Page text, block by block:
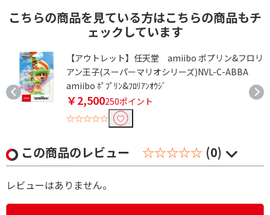
こちらの商品を見ている方はこちらの商品もチ
ェックしています
【アウトレット】任天堂 amiibo ポプリン&フロリ
アン王子(スーパーマリオシリーズ)NVL-C-ABBA
amiibo ﾎﾟﾌﾟﾘﾝ&ﾌﾛﾘｱﾝｵｳｼﾞ
￥2,500250ポイント
☆☆☆☆☆
この商品のレビュー ☆☆☆☆☆ (0)
レビューはありません。